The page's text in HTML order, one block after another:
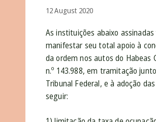
12 August 2020
As instituições abaixo
manifestar seu total apoio à
da ordem nos autos do Habeas
n.º 143.988, em tramitação
Tribunal Federal, e à adoção
seguir: